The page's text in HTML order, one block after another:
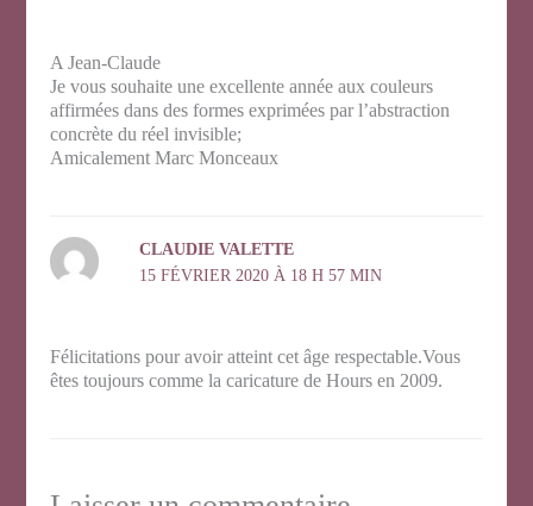
A Jean-Claude
Je vous souhaite une excellente année aux couleurs
affirmées dans des formes exprimées par l’abstraction
concrète du réel invisible;
Amicalement Marc Monceaux
CLAUDIE VALETTE
15 FÉVRIER 2020 À 18 H 57 MIN
Félicitations pour avoir atteint cet âge respectable.Vous
êtes toujours comme la caricature de Hours en 2009.